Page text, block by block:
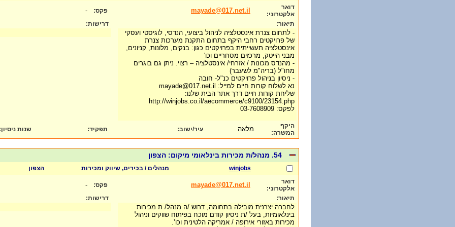
דואר
אלקטרוני:
mayade@017.net.il פקס: -
תיאור:
- לתחום צנרת אינסטלציה לניהול ביצועי, הנדסי, לוגיסטי ועסקי
של פרויקטים רחבי היקף בתחום התקנת מערכות צנרת
אינסטלציה תעשייתית בפרויקטים כגון: בנקים, מלונות, קניונים,
מבני הייטק, מרכזים מסחריים וכו'
- מהנדס מכונות / אזרחי/ אינסטלציה – רצוי. ניתן גם בוגרים
מחו"ל (בריה"מ לשעבר)
- ניסיון בניהול פרויקטים כנ"ל- חובה
נא לשלוח קורות חיים למייל: mayade@017.net.il
שליחת קורות חיים דרך אתר הבית שלנו:
http://winjobs.co.il/aecommerce/c9100/23154.php
לפקס: 03-7608909
דרישות:
היקף
המשרה:
מלאה עיר/ישוב: תפקיד: שנות ניסיון:
54. מנהל/ת מכירות בינלאומי מיקום: הצפון
winjobs מנהלים / בכירים, שיווק ומכירות הצפון
דואר
אלקטרוני:
mayade@017.net.il פקס: -
תיאור:
לחברה יצרנית מובילה בתחומה, דרוש /ה מנהל/ ת מכירות
בינלאומיות, בעל /ת ניסיון קודם מוכח בפיתוח שווקים וניהול
מכירות באזורי אירופה / אמריקה הלטינית וכו’.
דרישות: